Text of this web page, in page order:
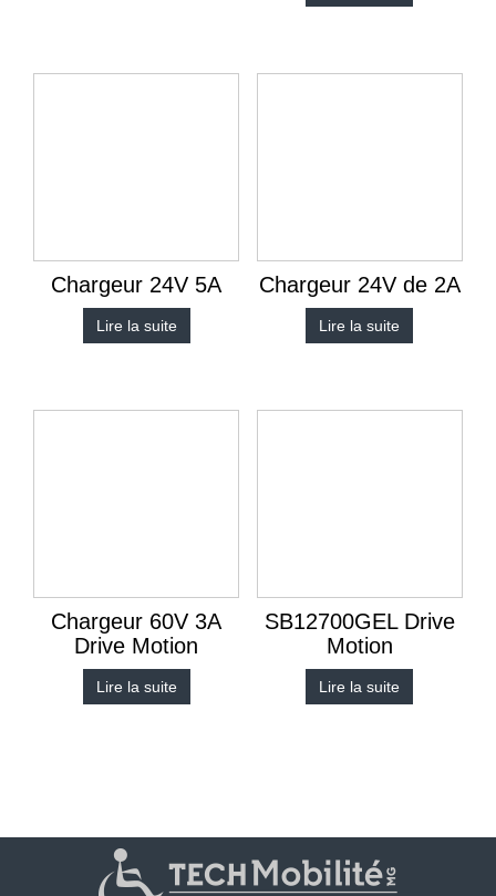
Chargeur 24V 5A
Lire la suite
Chargeur 24V de 2A
Lire la suite
Chargeur 60V 3A
Drive Motion
Lire la suite
SB12700GEL Drive
Motion
Lire la suite